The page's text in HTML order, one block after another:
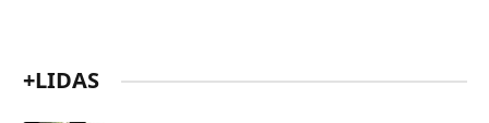
+LIDAS